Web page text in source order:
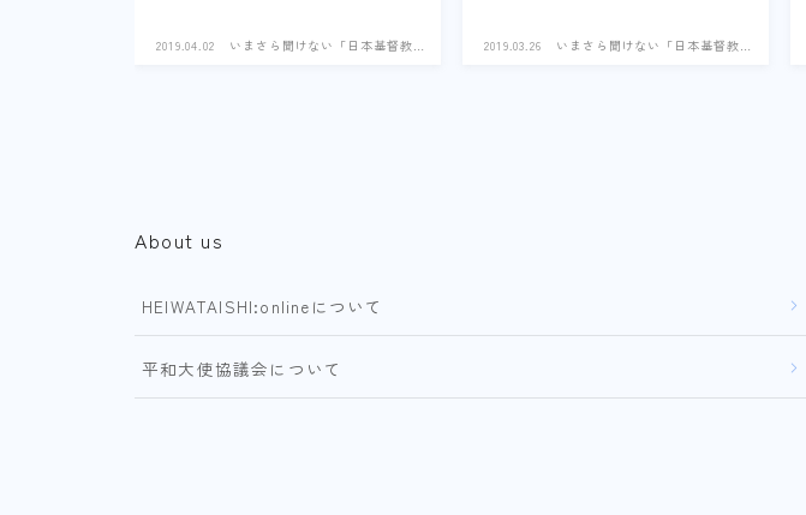
2019.04.02
いまさら聞けない「日本基督教
2019.03.26
いまさら聞けない「日本基督教
About us
HEIWATAISHI:onlineについて
平和大使協議会について